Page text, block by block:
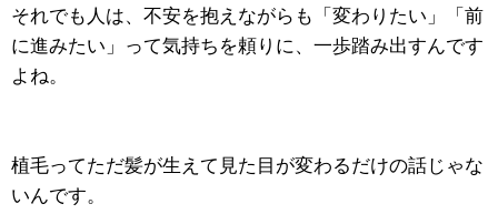
それでも人は、不安を抱えながらも「変わりたい」「前
に進みたい」って気持ちを頼りに、一歩踏み出すんです
よね。
植毛ってただ髪が生えて見た目が変わるだけの話じゃな
いんです。